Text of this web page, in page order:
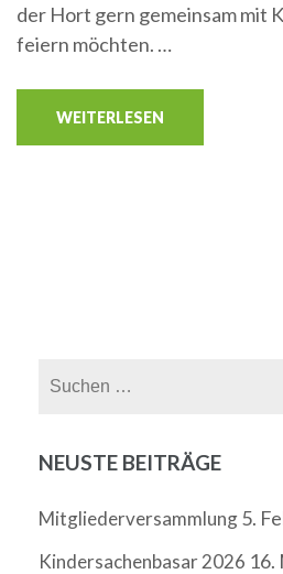
der Hort gern gemeinsam mit
feiern möchten. …
WEITERLESEN
NEUSTE BEITRÄGE
Mitgliederversammlung5.
Kindersachenbasar 2026 16.